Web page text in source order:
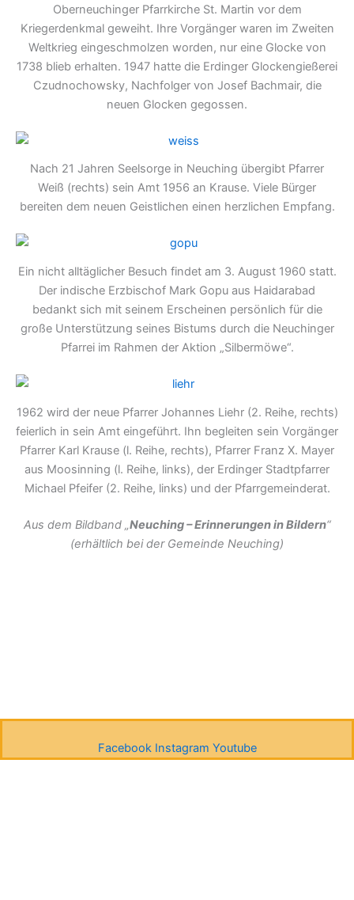
Oberneuchinger Pfarrkirche St. Martin vor dem
Kriegerdenkmal geweiht. Ihre Vorgänger waren im Zweiten
Weltkrieg eingeschmolzen worden, nur eine Glocke von
1738 blieb erhalten. 1947 hatte die Erdinger Glockengießerei
Czudnochowsky, Nachfolger von Josef Bachmair, die
neuen Glocken gegossen.
Nach 21 Jahren Seelsorge in Neuching übergibt Pfarrer
Weiß (rechts) sein Amt 1956 an Krause. Viele Bürger
bereiten dem neuen Geistlichen einen herzlichen Empfang.
Ein nicht alltäglicher Besuch findet am 3. August 1960 statt.
Der indische Erzbischof Mark Gopu aus Haidarabad
bedankt sich mit seinem Erscheinen persönlich für die
große Unterstützung seines Bistums durch die Neuchinger
Pfarrei im Rahmen der Aktion „Silbermöwe“.
1962 wird der neue Pfarrer Johannes Liehr (2. Reihe, rechts)
feierlich in sein Amt eingeführt. Ihn begleiten sein Vorgänger
Pfarrer Karl Krause (l. Reihe, rechts), Pfarrer Franz X. Mayer
aus Moosinning (l. Reihe, links), der Erdinger Stadtpfarrer
Michael Pfeifer (2. Reihe, links) und der Pfarrgemeinderat.
Aus dem Bildband „Neuching – Erinnerungen in Bildern“
(erhältlich bei der Gemeinde Neuching)
Facebook Instagram Youtube